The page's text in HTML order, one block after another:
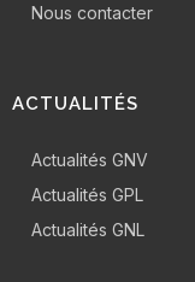
Nous contacter
ACTUALITÉS
Actualités GNV
Actualités GPL
Actualités GNL